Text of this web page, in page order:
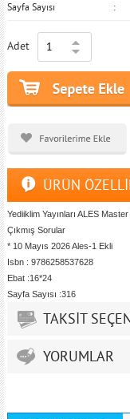
Sayfa Sayısı
Adet
ÜRÜN
Yediiklim Yayınları ALES
Çıkmış Sorular
* 10 Mayıs 2026 Ales-1 Ekli
Isbn : 9786258537628
Ebat :16*24
Sayfa Sayısı :316
TAKSİT
YORUMLAR